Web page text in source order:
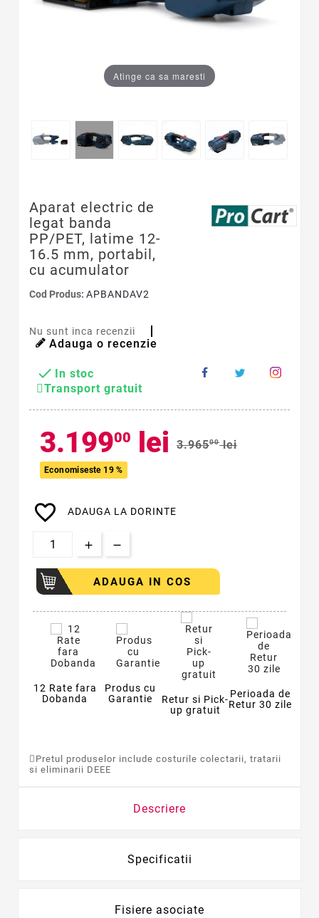
Atinge ca sa maresti
Aparat electric de
legat banda
PP/PET, latime 12-
16.5 mm, portabil,
cu acumulator
Cod Produs: APBANDAV2
Nu sunt inca recenzii
Adauga o recenzie
 In stoc
Transport gratuit
3.19900 lei 3.96500 lei
Economiseste 19 %
favorite_border ADAUGA LA DORINTE
ADAUGA IN COS
12 Rate fara
Dobanda
Produs cu
Garantie
Retur si Pick-
up gratuit
Perioada de
Retur 30 zile
Pretul produselor include costurile colectarii, tratarii
si eliminarii DEEE
Descriere
Specificatii
Fisiere asociate